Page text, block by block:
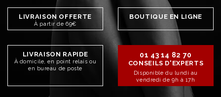
LIVRAISON OFFERTE
À partir de 69€
BOUTIQUE EN LIGNE
LIVRAISON RAPIDE
À domicile, en point relais ou
en bureau de poste
01 43 14 82 70
CONSEILS D'EXPERTS
Disponible du lundi au
vendredi de 9h à 17h